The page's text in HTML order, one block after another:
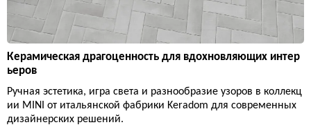
Керамическая драгоценность для вдохновляющих интер
ьеров
Ручная эстетика, игра света и разнообразие узоров в коллекц
ии MINI от итальянской фабрики Keradom для современных
дизайнерских решений.